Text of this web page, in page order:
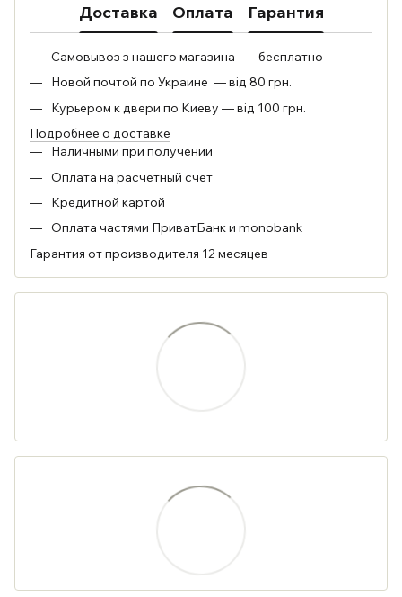
Доставка Оплата Гарантия
Самовывоз з нашего магазина — бесплатно
Новой почтой по Украине — від 80 грн.
Курьером к двери по Киеву — від 100 грн.
Подробнее о доставке
Наличными при получении
Оплата на расчетный счет
Кредитной картой
Оплата частями ПриватБанк и monobank
Гарантия от производителя 12 месяцев